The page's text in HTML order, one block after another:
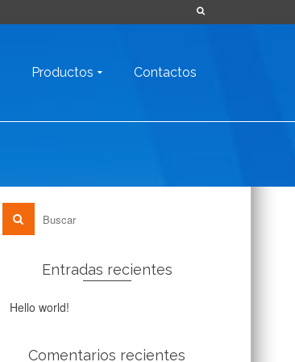
Productos Contactos
Entradas recientes
Hello world!
Comentarios recientes